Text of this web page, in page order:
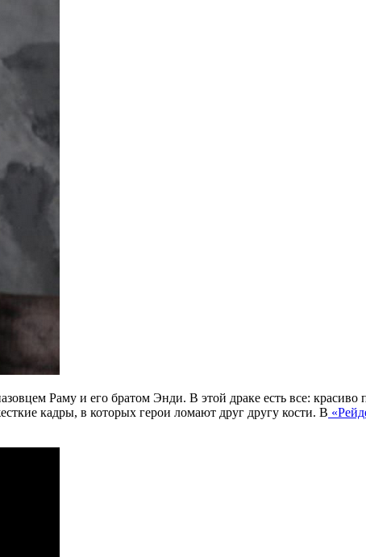
Раму и его братом Энди. В этой драке есть все: красиво
кадры, в которых герои ломают друг другу кости. В